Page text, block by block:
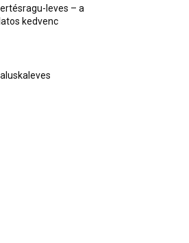
leves – a
kedvenc